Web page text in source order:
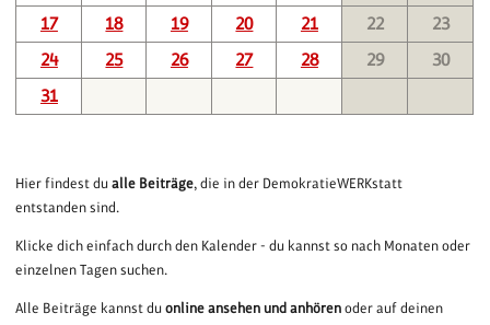
17
18 19 20 21 22
23
24
25 26 27 28 29
30
31
Hier findest dualle Beiträge, die in der DemokratieWERKstatt
entstanden sind.
Klicke dich einfach durch den Kalender - du kannst so nach Monaten oder
einzelnen Tagen suchen.
Alle Beiträge kannst duonline ansehen und anhören oder auf deinen